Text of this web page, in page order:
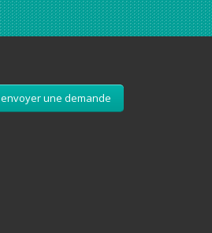
envoyer une demande